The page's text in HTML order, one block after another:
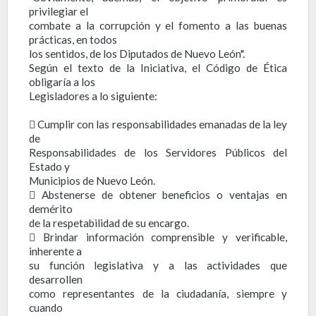
privilegiar el
combate a la corrupción y el fomento a las buenas
prácticas, en todos
los sentidos, de los Diputados de Nuevo León".
Según el texto de la Iniciativa, el Código de Ética
obligaría a los
Legisladores a lo siguiente:
 Cumplir con las responsabilidades emanadas de la ley
de
Responsabilidades de los Servidores Públicos del
Estado y
Municipios de Nuevo León.
 Abstenerse de obtener beneficios o ventajas en
demérito
de la respetabilidad de su encargo.
 Brindar información comprensible y verificable,
inherente a
su función legislativa y a las actividades que
desarrollen
como representantes de la ciudadanía, siempre y
cuando